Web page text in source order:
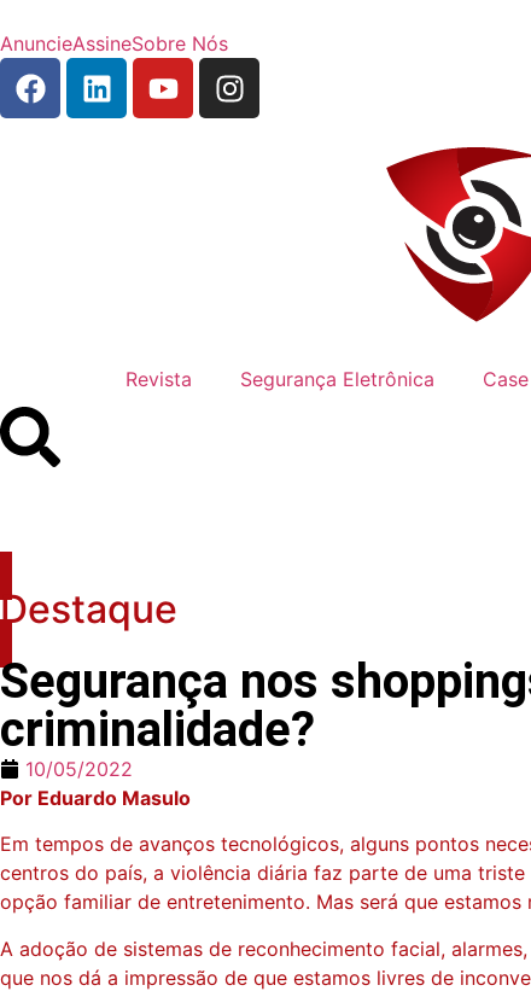
AnuncieAssineSobre Nós
Revista Segurança Eletrônica Case
Destaque
Segurança nos
criminalidade?
10/05/2022
Por Eduardo Masulo
Em tempos de avanços tecnológicos, alguns pontos
centros do país, a violência diária faz parte de uma
opção familiar de entretenimento. Mas será que
A adoção de sistemas de reconhecimento facial,
que nos dá a impressão de que estamos livres de